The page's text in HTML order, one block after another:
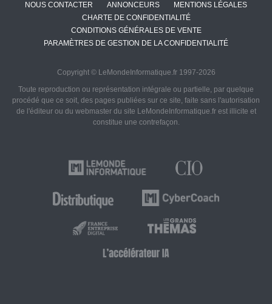
NOUS CONTACTER ANNONCEURS
MENTIONS LÉGALES
CHARTE DE CONFIDENTIALITÉ
CONDITIONS GÉNÉRALES DE VENTE
PARAMÈTRES DE GESTION DE LA CONFIDENTIALITÉ
Copyright © LeMondeInformatique.fr 1997-2026
Toute reproduction ou représentation intégrale ou partielle, par quelque
procédé que ce soit, des pages publiées sur ce site, faite sans l'autorisation
de l'éditeur ou du webmaster du site LeMondeInformatique.fr est illicite et
constitue une contrefaçon.